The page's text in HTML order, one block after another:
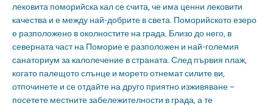
лековита поморийска кал се счита, че има ценни лековити
качества и е между най-добрите в света. Поморийското езеро
е разположено в околностите на града. Близо до него, в
северната част на Поморие е разположен и най-големия
санаториум за калолечение в страната. След първия плаж,
когато палещото слънце и морето отнемат силите ви,
отпочинете и се отдайте на друго приятно изживяване –
посетете местните забележителности в града, а те